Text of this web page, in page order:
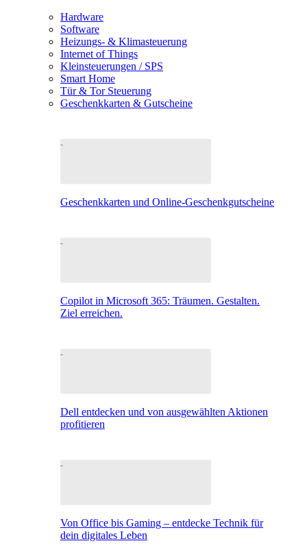
Hardware
Software
Heizungs- & Klimasteuerung
Internet of Things
Kleinsteuerungen / SPS
Smart Home
Tür & Tor Steuerung
Geschenkkarten & Gutscheine
Geschenkkarten und Online-Geschenkgutscheine
Copilot in Microsoft 365: Träumen. Gestalten.
Ziel erreichen.
Dell entdecken und von ausgewählten Aktionen
profitieren
Von Office bis Gaming – entdecke Technik für
dein digitales Leben